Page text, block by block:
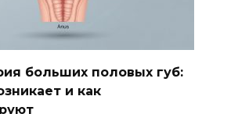
больших половых губ:
и как